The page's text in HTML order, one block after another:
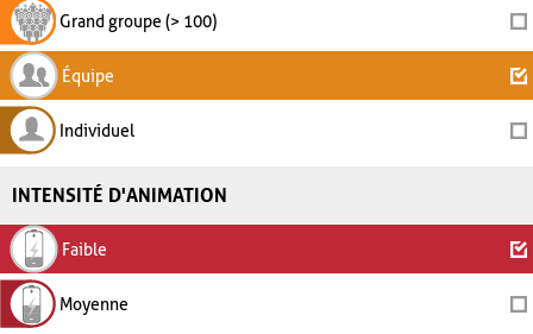
Grand groupe (> 100)
Équipe
Individuel
INTENSITÉ D'ANIMATION
Faible
Moyenne